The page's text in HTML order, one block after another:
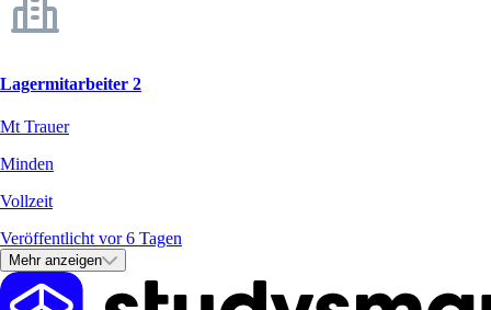
Lagermitarbeiter 2
Mt Trauer
Minden
Vollzeit
Veröffentlicht vor 6 Tagen
Mehr anzeigen